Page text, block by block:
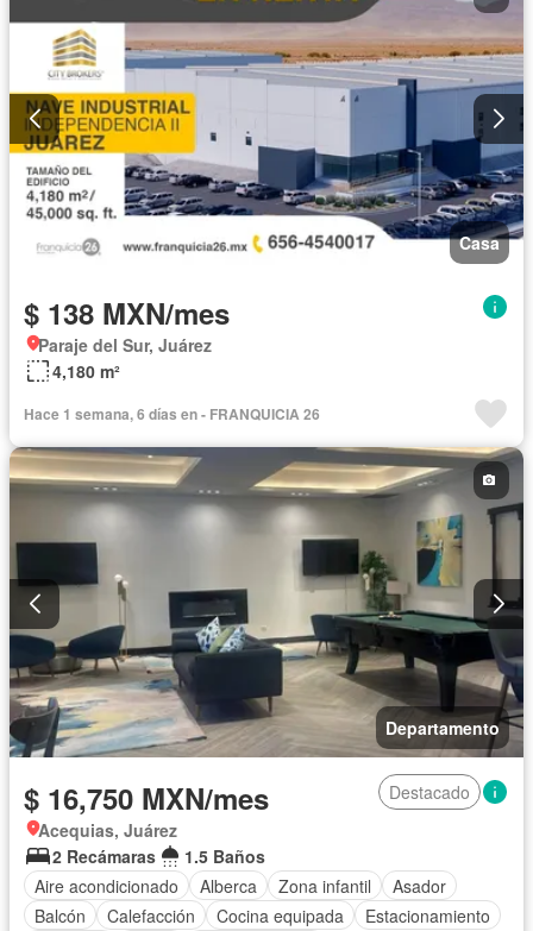
Internet
Recámara con closet
Seguridad
Televisión por cable
Terraza Vista panorámica
Wifi
Zonas verdes
Completamente amueblado
Casa
$ 138 MXN/mes
Paraje del Sur, Juárez
4,180 m²
Hace 1 semana, 6 días en - FRANQUICIA 26
Departamento
$ 16,750 MXN/mes
Destacado
Acequias, Juárez
2 Recámaras
1.5 Baños
Aire acondicionado
Alberca Zona infantil
Asador
Balcón
Calefacción Cocina equipada
Estacionamiento